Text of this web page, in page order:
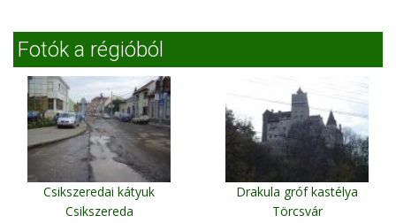
Fotók a régióból
Csikszeredai kátyuk
Csikszereda
Drakula gróf kastélya
Törcsvár